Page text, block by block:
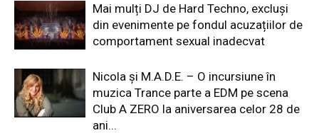
Mai mulți DJ de Hard Techno, excluși
din evenimente pe fondul acuzațiilor de
comportament sexual inadecvat
Nicola și M.A.D.E. – O incursiune în
muzica Trance parte a EDM pe scena
Club A ZERO la aniversarea celor 28 de
ani...